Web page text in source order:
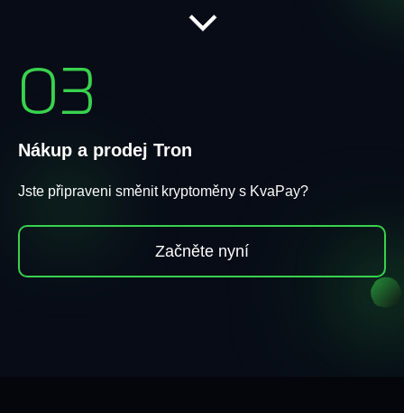
03
Nákup a prodej Tron
Jste připraveni směnit kryptoměny s KvaPay?
Začněte nyní